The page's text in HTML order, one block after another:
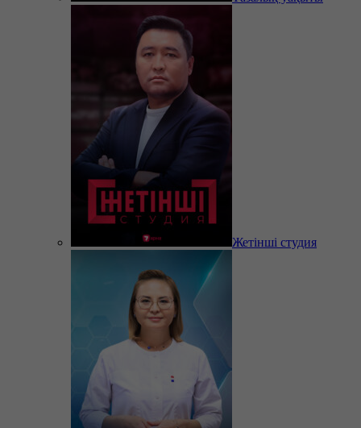
Жетінші студия